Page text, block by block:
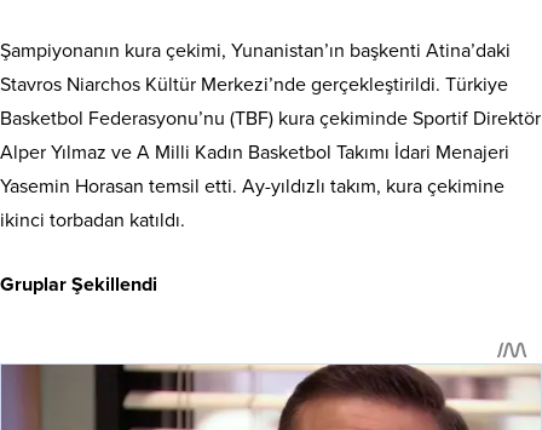
Şampiyonanın kura çekimi, Yunanistan’ın başkenti Atina’daki
Stavros Niarchos Kültür Merkezi’nde gerçekleştirildi. Türkiye
Basketbol Federasyonu’nu (TBF) kura çekiminde Sportif Direktör
Alper Yılmaz ve A Milli Kadın Basketbol Takımı İdari Menajeri
Yasemin Horasan temsil etti. Ay-yıldızlı takım, kura çekimine
ikinci torbadan katıldı.
Gruplar Şekillendi